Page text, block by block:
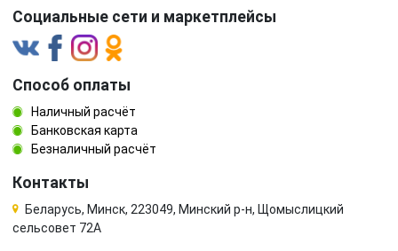
Социальные сети и маркетплейсы
Способ оплаты
Наличный расчёт
Банковская карта
Безналичный расчёт
Контакты
Беларусь, Минск, 223049, Минский р-н, Щомыслицкий
сельсовет 72А